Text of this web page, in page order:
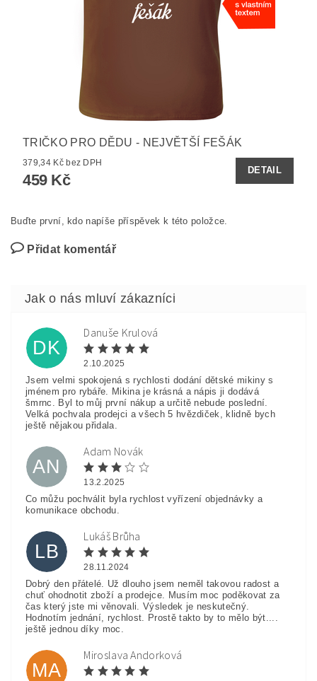
TRIČKO PRO DĚDU - NEJVĚTŠÍ FEŠÁK
379,34 Kč bez DPH
459 Kč
DETAIL
Buďte první, kdo napíše příspěvek k této položce.
Přidat komentář
DK
Danuše Krulová
2.10.2025
Jsem velmi spokojená s rychlosti dodání dětské mikiny s
jménem pro rybáře. Mikina je krásná a nápis ji dodává
šmrnc. Byl to můj první nákup a určitě nebude poslední.
Velká pochvala prodejci a všech 5 hvězdiček, klidně bych
ještě nějakou přidala.
AN
Adam Novák
13.2.2025
Co můžu pochválit byla rychlost vyřízení objednávky a
komunikace obchodu.
LB
Lukáš Brůha
28.11.2024
Dobrý den přátelé. Už dlouho jsem neměl takovou radost a
chuť ohodnotit zboží a prodejce. Musím moc poděkovat za
čas který jste mi věnovali. Výsledek je neskutečný.
Hodnotím jednání, rychlost. Prostě takto by to mělo být....
ještě jednou díky moc.
MA
Miroslava Andorková